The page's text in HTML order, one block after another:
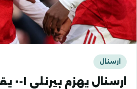
ارسنال
ارسنال